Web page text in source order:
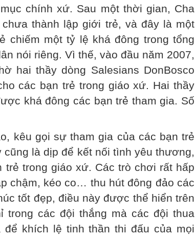
chính xứ. Sau một thời gian, Cha
thành lập giới trẻ, và đây là một
chiếm một tỷ lệ khá đông trong tổng
nói riêng. Vì thế, vào đầu năm 2007,
hai thầy dòng Salesians DonBosco
các bạn trẻ trong giáo xứ. Hai thầy
khá đông các bạn trẻ tham gia. Số
kêu gọi sự tham gia của các bạn trẻ
là dịp để kết nối tình yêu thương,
trong giáo xứ. Các trò chơi rất hấp
chậm, kéo co… thu hút đông đảo các
tốt đẹp, điều này được thể hiển trên
các đội thắng mà các đội thua
khích lệ tinh thần thi đấu của mọi